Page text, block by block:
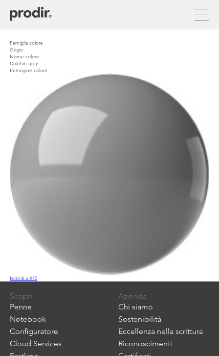
contenuto
Famiglia colore
Grigio
Nome colore
Dolphin grey
Immagine colore
Iscriviti a X70
Scopri
Penne
Notebook
Configuratore
Cloud Services
Azienda
Chi siamo
Sostenibilità
Eccellenza nella scrittura
Riconoscimenti